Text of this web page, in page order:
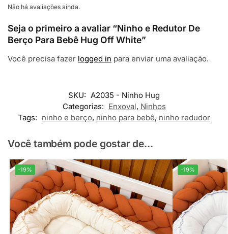
Não há avaliações ainda.
Seja o primeiro a avaliar “Ninho e Redutor De
Berço Para Bebê Hug Off White”
Você precisa fazer logged in para enviar uma avaliação.
SKU: A2035 - Ninho Hug
Categorias: Enxoval, Ninhos
Tags: ninho e berço, ninho para bebê, ninho redudor
Você também pode gostar de...
-19% -19%